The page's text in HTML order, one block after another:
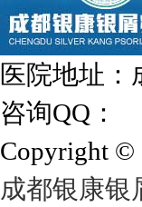
医院地址：
咨询QQ：
Copyright ©
成都银康银